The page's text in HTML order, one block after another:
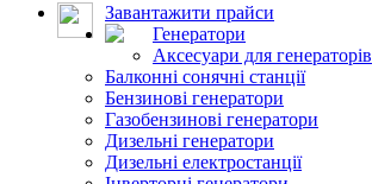
Завантажити прайси
Генератори
Аксесуари для генераторів
Балконні сонячні станції
Бензинові генератори
Газобензинові генератори
Дизельні генератори
Дизельні електростанції